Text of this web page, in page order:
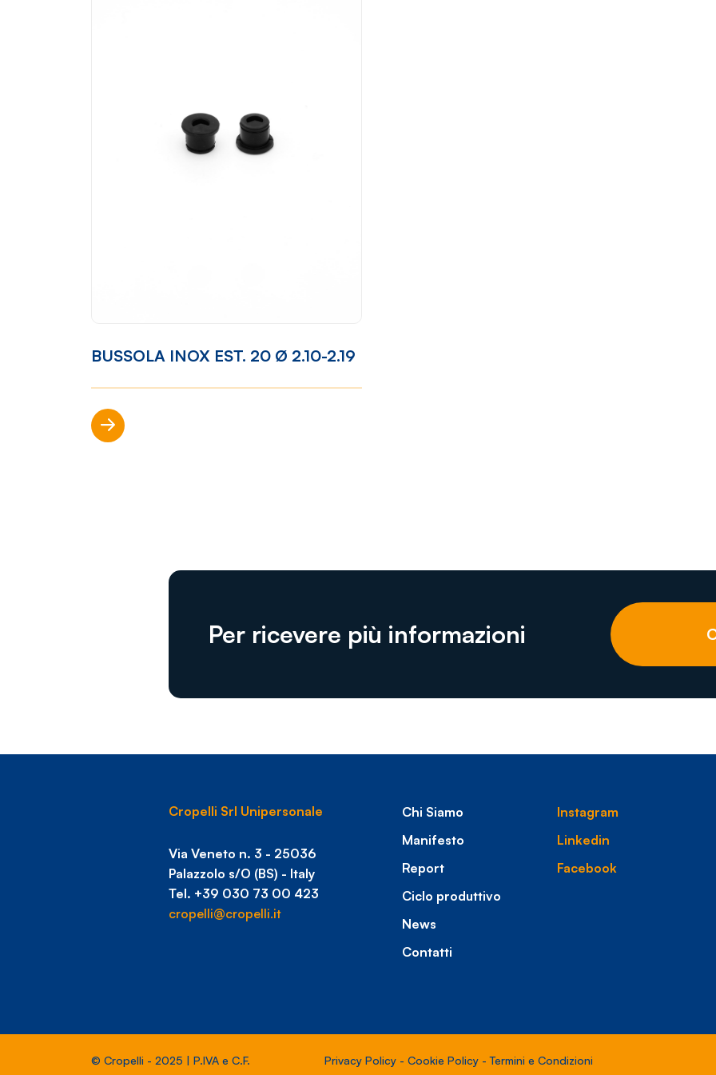
BUSSOLA INOX EST. 20 Ø 2.10-2.19
Scopri di più
Per ricevere più informazioni
Cropelli Srl Unipersonale
Via Veneto n. 3 - 25036
Palazzolo s/O (BS) - Italy
Tel. +39 030 73 00 423
cropelli@cropelli.it
Chi Siamo
Manifesto
Report
Ciclo produttivo
News
Contatti
Instagram
Linkedin
Facebook
© Cropelli - 2025 | P.IVA e C.F.
Privacy Policy- Cookie Policy-Termini e Condizioni